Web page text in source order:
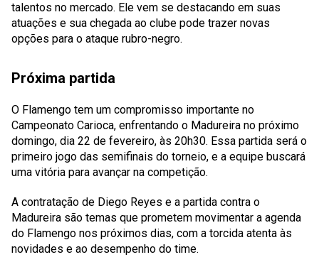
talentos no mercado. Ele vem se destacando em suas
atuações e sua chegada ao clube pode trazer novas
opções para o ataque rubro-negro.
Próxima partida
O Flamengo tem um compromisso importante no
Campeonato Carioca, enfrentando o Madureira no próximo
domingo, dia 22 de fevereiro, às 20h30. Essa partida será o
primeiro jogo das semifinais do torneio, e a equipe buscará
uma vitória para avançar na competição.
A contratação de Diego Reyes e a partida contra o
Madureira são temas que prometem movimentar a agenda
do Flamengo nos próximos dias, com a torcida atenta às
novidades e ao desempenho do time.